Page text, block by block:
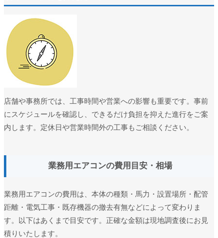
店舗や事務所では、工事時間や営業への影響も重要です。事前
にスケジュールを確認し、できるだけ負担を抑えた進行をご案
内します。定休日や営業時間外の工事もご相談ください。
業務用エアコンの費用目安・相場
業務用エアコンの費用は、本体の種類・馬力・設置場所・配管
距離・電気工事・既存機器の撤去有無などによって変わりま
す。以下はあくまで目安です。正確な金額は現地調査後にお見
積りいたします。